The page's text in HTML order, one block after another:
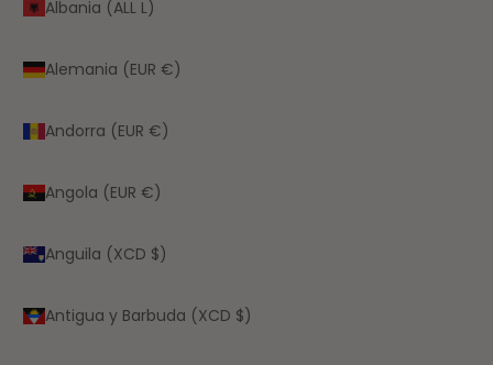
Albania (ALL L)
Alemania (EUR €)
Andorra (EUR €)
Angola (EUR €)
Anguila (XCD $)
Antigua y Barbuda (XCD $)